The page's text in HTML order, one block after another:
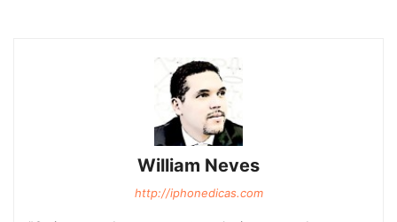
William Neves
http://iphonedicas.com